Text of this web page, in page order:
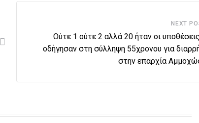
NEXT
Ούτε 1 ούτε 2 αλλά 20 ήταν οι
οδήγησαν στη σύλληψη 55χρονου για
στην επαρχία